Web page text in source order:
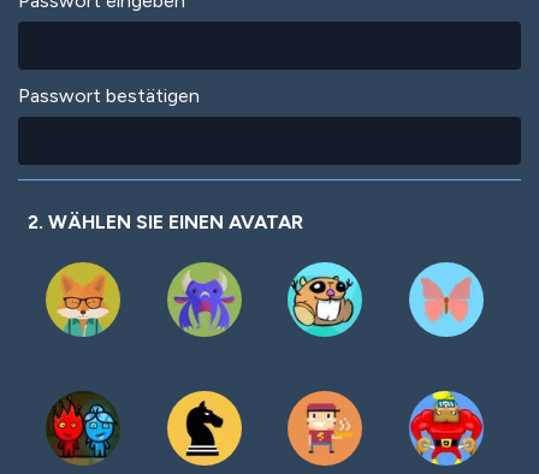
Passwort bestätigen
2. WÄHLEN SIE EINEN AVATAR